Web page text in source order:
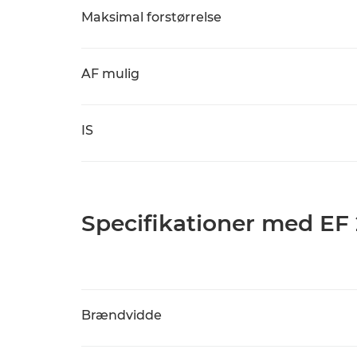
Maksimal forstørrelse
AF mulig
IS
Specifikationer med EF
Brændvidde